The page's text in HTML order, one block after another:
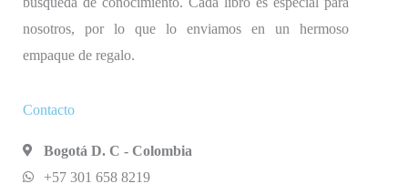
nosotros, por lo que lo enviamos en un hermoso
empaque de regalo.
Contacto
Bogotá D. C - Colombia
+57 301 658 8219